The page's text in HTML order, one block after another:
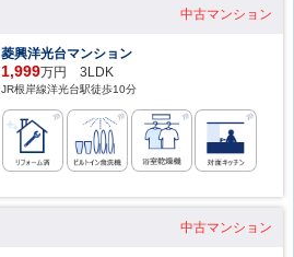
中古マンション
菱興洋光台マンション
1,999万円 3LDK
JR根岸線洋光台駅徒歩10分
中古マンション